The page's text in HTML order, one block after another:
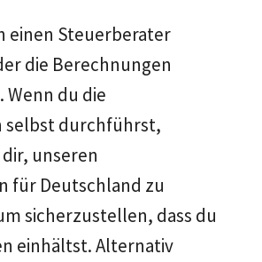
einen Steuerberater
die Berechnungen
Wenn du die
selbst durchführst,
unseren
für Deutschland zu
sicherzustellen, dass du
einhältst. Alternativ